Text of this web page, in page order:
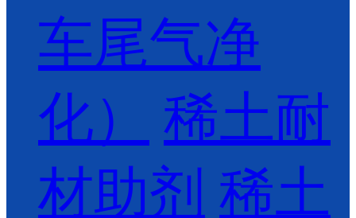
车尾气净
化）
稀土耐
材助剂 稀土